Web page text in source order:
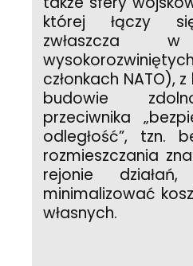
której łączy
zwłaszcza
członkach NATO),
budowie
przeciwnika
odległość”, tzn.
rozmieszczania
rejonie
minimalizować
własnych.